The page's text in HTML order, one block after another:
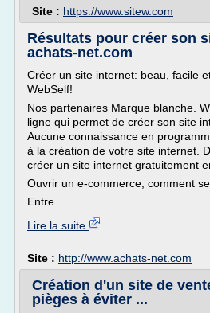
Site : https://www.sitew.com
Résultats pour créer son
achats-net.com
Créer un site internet: beau, facile
WebSelf!
Nos partenaires Marque blanche.
ligne qui permet de créer son site
Aucune connaissance en
à la création de votre site internet.
créer un site internet gratuitement
Ouvrir un e-commerce, comment
Entre...
Lire la suite
Site : http://www.achats-net.com
Création d'un site de
pièges à éviter ...